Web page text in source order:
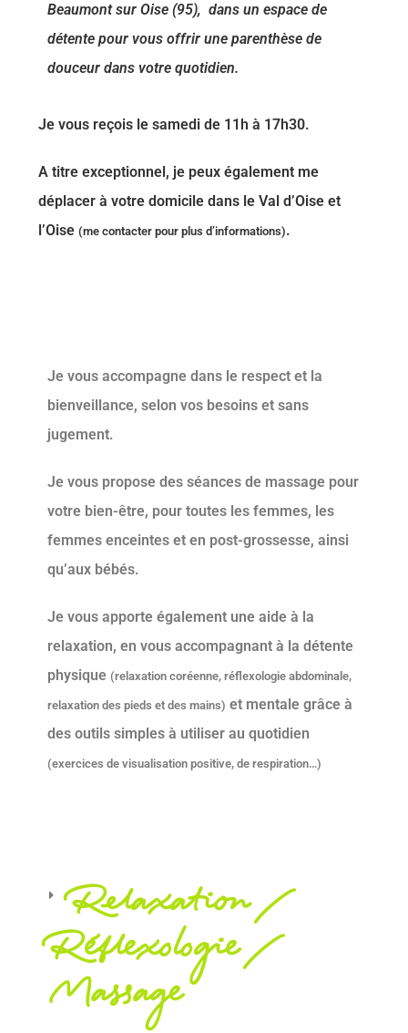
Beaumont sur Oise (95), dans un espace de
détente pour vous offrir une parenthèse de
douceur dans votre quotidien.
Je vous reçois le samedi de 11h à 17h30.
A titre exceptionnel, je peux également me
déplacer à votre domicile dans le Val d’Oise et
l’Oise(me contacter pour plus d’informations).
Je vous accompagnedans le respect et la
bienveillance, selon vos besoins et sans
jugement.
Je vous propose des séances de massage pour
votre bien-être, pour toutes les femmes, les
femmes enceintes et en post-grossesse, ainsi
qu’aux bébés.
Je vous apporte également une aide à la
relaxation, en vous accompagnant à la détente
physique(relaxation coréenne, réflexologie abdominale,
relaxation des pieds et des mains) et mentale grâce à
des outils simples à utiliser au quotidien
(exercices de visualisation positive, de respiration…)
Relaxation /
Réflexologie /
Massage